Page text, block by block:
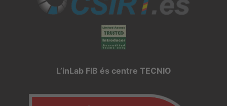
L’inLab FIB és centre TECNIO